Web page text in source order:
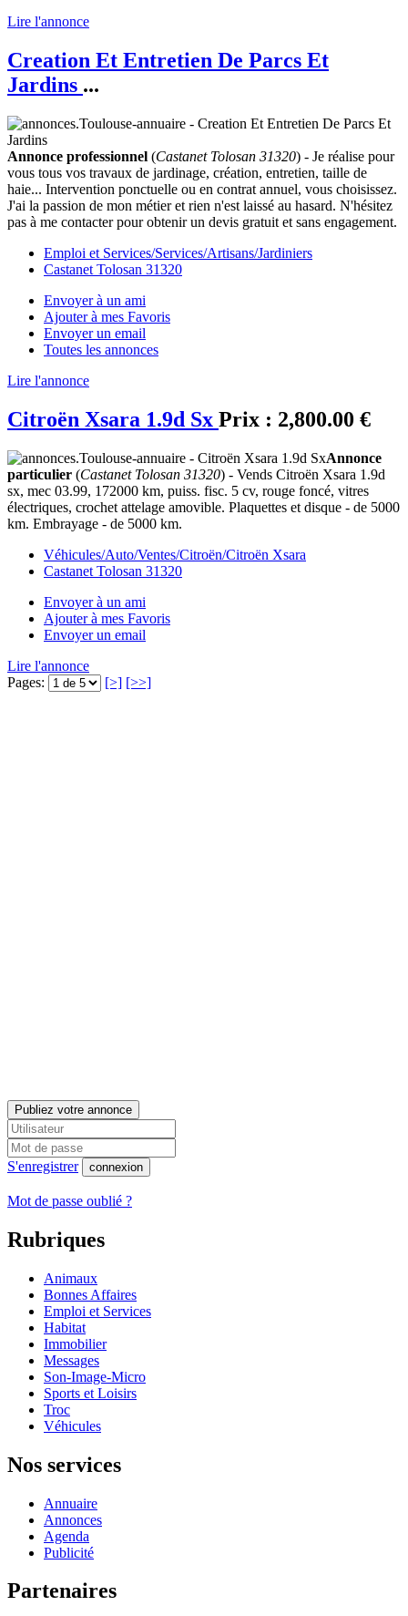
Lire l'annonce
Creation Et Entretien De Parcs Et
Jardins ...
Annonce professionnel (Castanet Tolosan 31320) - Je réalise pour
vous tous vos travaux de jardinage, création, entretien, taille de
haie... Intervention ponctuelle ou en contrat annuel, vous choisissez.
J'ai la passion de mon métier et rien n'est laissé au hasard. N'hésitez
pas à me contacter pour obtenir un devis gratuit et sans engagement.
Emploi et Services/Services/Artisans/Jardiniers
Castanet Tolosan 31320
Envoyer à un ami
Ajouter à mes Favoris
Envoyer un email
Toutes les annonces
Lire l'annonce
Citroën Xsara 1.9d Sx Prix : 2,800.00 €
Annonce
particulier (Castanet Tolosan 31320) - Vends Citroën Xsara 1.9d
sx, mec 03.99, 172000 km, puiss. fisc. 5 cv, rouge foncé, vitres
électriques, crochet attelage amovible. Plaquettes et disque - de 5000
km. Embrayage - de 5000 km.
Véhicules/Auto/Ventes/Citroën/Citroën Xsara
Castanet Tolosan 31320
Envoyer à un ami
Ajouter à mes Favoris
Envoyer un email
Lire l'annonce
Pages:
[>] [>>]
Publiez votre annonce
S'enregistrer connexion
Mot de passe oublié ?
Rubriques
Animaux
Bonnes Affaires
Emploi et Services
Habitat
Immobilier
Messages
Son-Image-Micro
Sports et Loisirs
Troc
Véhicules
Nos services
Annuaire
Annonces
Agenda
Publicité
Partenaires